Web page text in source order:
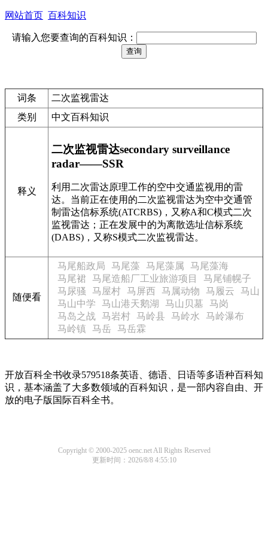
网站首页 百科知识
请输入您要查询的百科知识：
词条
二次监视雷达
类别
中文百科知识
释义
二次监视雷达secondary surveillance
radar——SSR
利用二次雷达原理工作的空中交通监视用的雷
达。当前正在使用的二次监视雷达为空中交通管
制雷达信标系统(ATCRBS)，又称A和C模式二次
监视雷达；正在发展中的为离散选址信标系统
(DABS)，又称S模式二次监视雷达。
随便看
马尾船政局 马尾藻 马尾藻属
马尾藻海
马尾裙 马尾造船厂工业旅游项目
马尾铺幌子
马尿骚
马屋村 马屏西 马属动物 马履云
马山
马山中学
马山港天鹅湖 马山贝墓
马岗
马岛之战 马岩村 马岭县 马岭水
马岭瀑布
马岭镇 马岳 马岳霖
开放百科全书收录579518条英语、德语、日语等多语种百科知
识，基本涵盖了大多数领域的百科知识，是一部内容自由、开
放的电子版国际百科全书。
Copyright © 2000-2025 oenc.net All Rights Reserved
更新时间：2026/8/8 4:55:10